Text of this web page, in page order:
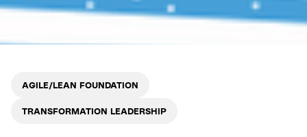
AGILE/LEAN FOUNDATION
TRANSFORMATION LEADERSHIP